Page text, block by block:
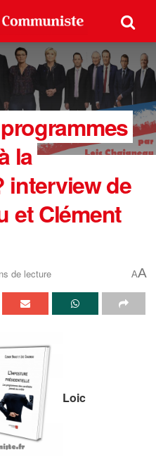
la
interview de
et Clément
de lecture AA
Loic